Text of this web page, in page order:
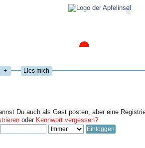
+ Lies mich
Du auch als Gast posten, aber eine
oder Kennwort vergessen?